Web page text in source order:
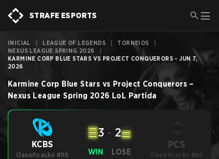
STRAFE ESPORTS
INICIAL LEAGUE OF LEGENDS TORNEIOS
NEXUS LEAGUE SPRING 2026
KARMINE CORP BLUE STARS VS PROJECT CONQUERORS - JUN 7,
2026
Karmine Corp Blue Stars vs Project Conquerors –
Nexus League Spring 2026 LoL Partida
KCBS
Classificação #115 WIN
3 - 2
LOSE
PCS
Classificação #80